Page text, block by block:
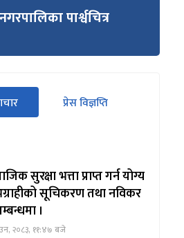
पार्श्वचित्र
ट्याब)
प्रेस विज्ञप्ति
सुरक्षा भत्ता प्राप्त गर्न योग्य
सूचिकरण तथा नविकर
।
२०८३, ११:४७ बजे